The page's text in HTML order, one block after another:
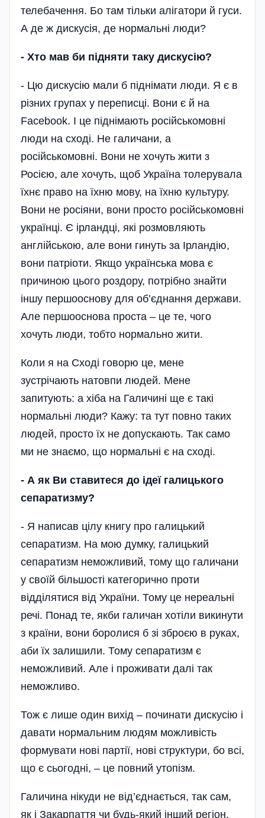
телебачення. Бо там тільки алігатори й гуси.
А де ж дискусія, де нормальні люди?
- Хто мав би підняти таку дискусію?
- Цю дискусію мали б піднімати люди. Я є в
різних групах у переписці. Вони є й на
Facebook. І це піднімають російськомовні
люди на сході. Не галичани, а
російськомовні. Вони не хочуть жити з
Росією, але хочуть, щоб Україна толерувала
їхнє право на їхню мову, на їхню культуру.
Вони не росіяни, вони просто російськомовні
українці. Є ірландці, які розмовляють
англійською, але вони гинуть за Ірландію,
вони патріоти. Якщо українська мова є
причиною цього роздору, потрібно знайти
іншу першооснову для об’єднання держави.
Але першооснова проста – це те, чого
хочуть люди, тобто нормально жити.
Коли я на Сході говорю це, мене
зустрічають натовпи людей. Мене
запитують: а хіба на Галичині ще є такі
нормальні люди? Кажу: та тут повно таких
людей, просто їх не допускають. Так само
ми не знаємо, що нормальні є на сході.
- А як Ви ставитеся до ідеї галицького
сепаратизму?
- Я написав цілу книгу про галицький
сепаратизм. На мою думку, галицький
сепаратизм неможливий, тому що галичани
у своїй більшості категорично проти
відділятися від України. Тому це нереальні
речі. Понад те, якби галичан хотіли викинути
з країни, вони боролися б зі зброєю в руках,
аби їх залишили. Тому сепаратизм є
неможливий. Але і проживати далі так
неможливо.
Тож є лише один вихід – починати дискусію і
давати нормальним людям можливість
формувати нові партії, нові структури, бо всі,
що є сьогодні, – це повний утопізм.
Галичина нікуди не від’єднається, так сам,
як і Закарпаття чи будь-який інший регіон.